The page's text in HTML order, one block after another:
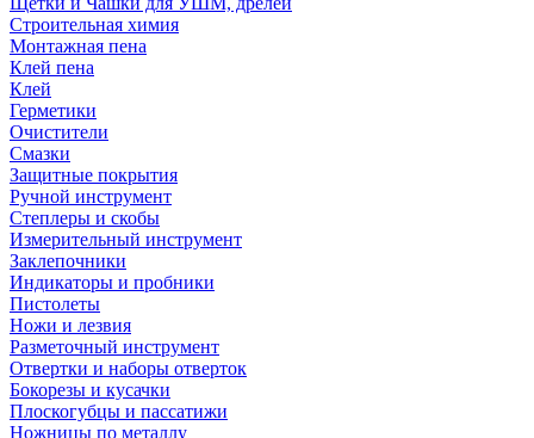
Строительная химия
Монтажная пена
Клей пена
Клей
Герметики
Очистители
Смазки
Защитные покрытия
Ручной инструмент
Степлеры и скобы
Измерительный инструмент
Заклепочники
Индикаторы и пробники
Пистолеты
Ножи и лезвия
Разметочный инструмент
Отвертки и наборы отверток
Бокорезы и кусачки
Плоскогубцы и пассатижи
Ножницы по металлу